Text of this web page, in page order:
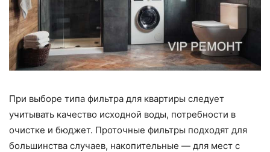
При выборе типа фильтра для квартиры следует
учитывать качество исходной воды, потребности в
очистке и бюджет. Проточные фильтры подходят для
большинства случаев, накопительные — для мест с